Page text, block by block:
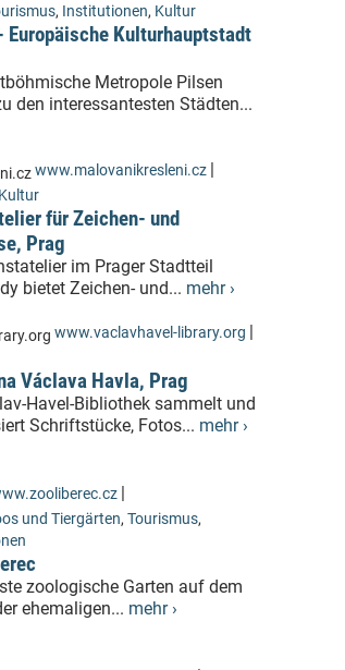
, Institutionen, Kultur
Europäische Kulturhauptstadt
Metropole Pilsen
den interessantesten Städten...
www.malovanikresleni.cz |
Kultur
für Zeichen- und
Prag
im Prager Stadtteil
bietet Zeichen- und... mehr ›
www.vaclavhavel-library.org |
Václava Havla, Prag
Havel-Bibliothek sammelt und
Schriftstücke, Fotos... mehr ›
|
und Tiergärten, Tourismus,
zoologische Garten auf dem
ehemaligen... mehr ›